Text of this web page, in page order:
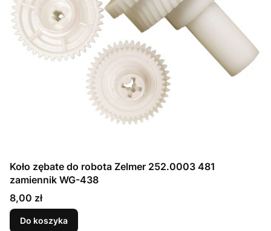
Koło zębate do robota Zelmer 252.0003 481
zamiennik WG-438
Cena
8,00 zł
Do koszyka